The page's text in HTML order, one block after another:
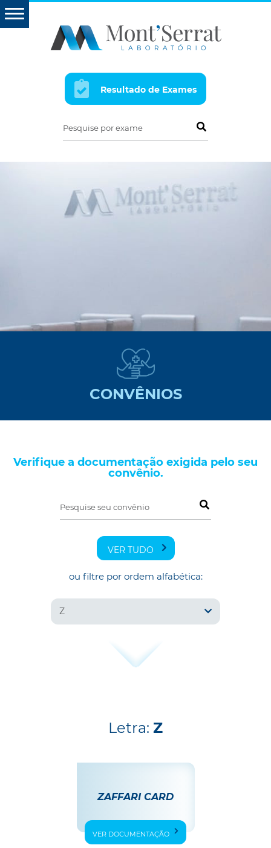
Resultado de Exames
Pesquise por exame
CONVÊNIOS
Verifique a documentação exigida pelo seu
convênio.
Pesquise seu convênio
VER TUDO
ou filtre por ordem alfabética:
Z
Letra: Z
ZAFFARI CARD
VER DOCUMENTAÇÃO